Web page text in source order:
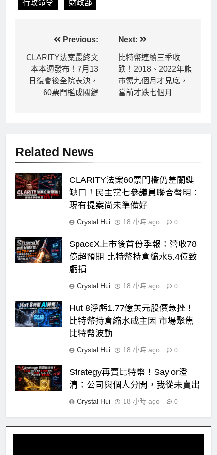
行政命令 財政部
章
導
Previous:
CLARITY法案最終文
本本週發布！7月13
日復會後全院表決，
60票門檻成關鍵
Next:
比特幣連續三季收
跌！2018、2022年熊
市需九個月才見底，
當前才跌七個月
Related News
CLARITY法案60票門檻仍差關鍵
缺口！民主黨七參議員聯合聲明：
現有提案尚未準備好
Crystal Hui 18 小時 ago 0
SpaceX上市後首份季報：營收78
億超預期 比特幣持倉縮水5.4億致
虧損
Crystal Hui 18 小時 ago 0
Hut 8淨虧1.77億美元股價急挫！
比特幣持倉縮水成主因 市場聚焦
比特幣波動
Crystal Hui 18 小時 ago 0
Strategy再賣比特幣！Saylor澄
清：公司與個人分開，我從未賣出
Crystal Hui 18 小時 ago 0